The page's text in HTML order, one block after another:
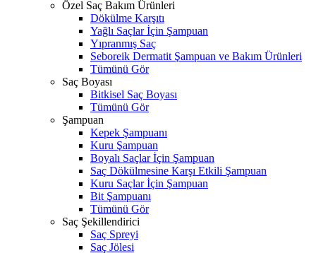
Özel Saç Bakım Ürünleri
Dökülme Karşıtı
Yağlı Saçlar İçin Şampuan
Yıpranmış Saç
Seboreik Dermatit Şampuan ve Bakım Ürünleri
Tümünü Gör
Saç Boyası
Bitkisel Saç Boyası
Tümünü Gör
Şampuan
Kepek Şampuanı
Kuru Şampuan
Boyalı Saçlar İçin Şampuan
Saç Dökülmesine Karşı Etkili Şampuan
Kuru Saçlar İçin Şampuan
Bit Şampuanı
Tümünü Gör
Saç Şekillendirici
Saç Spreyi
Saç Jölesi